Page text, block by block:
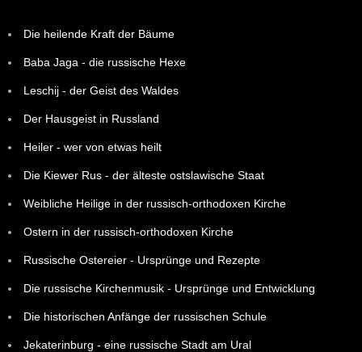
Die heilende Kraft der Bäume
Baba Jaga - die russische Hexe
Leschij - der Geist des Waldes
Der Hausgeist in Russland
Heiler - wer von etwas heilt
Die Kiewer Rus - der älteste ostslawische Staat
Weibliche Heilige in der russisch-orthodoxen Kirche
Ostern in der russisch-orthodoxen Kirche
Russische Ostereier - Ursprünge und Rezepte
Die russische Kirchenmusik - Ursprünge und Entwicklung
Die historischen Anfänge der russischen Schule
Jekaterinburg - eine russische Stadt am Ural